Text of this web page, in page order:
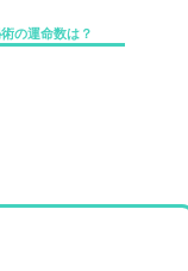
の運命数は？